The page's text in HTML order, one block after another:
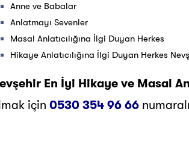
Anne ve Babalar
Anlatmayı Sevenler
Masal Anlatıcılığına İlgi Duyan Herkes
Hikaye Anlatıcılığına İlgi Duyan Herkes
En İyi Hikaye ve Masal
için 0530 354 96 66